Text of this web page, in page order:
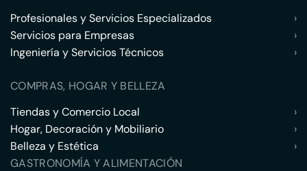
Profesionales y Servicios Especializados
›
Servicios para Empresas
›
Ingeniería y Servicios Técnicos
›
COMPRAS, HOGAR Y BELLEZA
Tiendas y Comercio Local
›
Hogar, Decoración y Mobiliario
›
Belleza y Estética
›
GASTRONOMÍA Y ALIMENTACIÓN